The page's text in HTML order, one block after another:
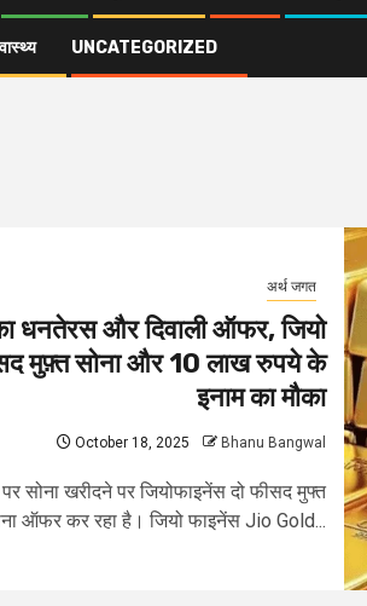
UNCATEGORIZED
अर्थ जगत
धनतेरस और दिवाली ऑफर, जियो
मुफ़्त सोना और 10 लाख रुपये के
इनाम का मौका
October 18, 2025 Bhanu Bangwal
सोना खरीदने पर जियोफाइनेंस दो फीसद मुफ्त
ऑफर कर रहा है। जियो फाइनेंस Jio Gold...